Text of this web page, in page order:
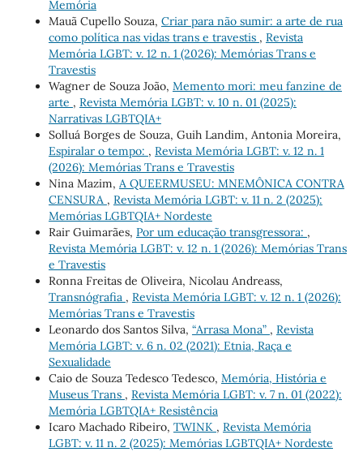
Memória
Mauã Cupello Souza, Criar para não sumir: a arte de rua
como política nas vidas trans e travestis , Revista
Memória LGBT: v. 12 n. 1 (2026): Memórias Trans e
Travestis
Wagner de Souza João, Memento mori: meu fanzine de
arte , Revista Memória LGBT: v. 10 n. 01 (2025):
Narrativas LGBTQIA+
Solluá Borges de Souza, Guih Landim, Antonia Moreira,
Espiralar o tempo: , Revista Memória LGBT: v. 12 n. 1
(2026): Memórias Trans e Travestis
Nina Mazim, A QUEERMUSEU: MNEMÔNICA CONTRA
CENSURA , Revista Memória LGBT: v. 11 n. 2 (2025):
Memórias LGBTQIA+ Nordeste
Rair Guimarães, Por um educação transgressora: ,
Revista Memória LGBT: v. 12 n. 1 (2026): Memórias Trans
e Travestis
Ronna Freitas de Oliveira, Nicolau Andreass,
Transnógrafia , Revista Memória LGBT: v. 12 n. 1 (2026):
Memórias Trans e Travestis
Leonardo dos Santos Silva, “Arrasa Mona” , Revista
Memória LGBT: v. 6 n. 02 (2021): Etnia, Raça e
Sexualidade
Caio de Souza Tedesco Tedesco, Memória, História e
Museus Trans , Revista Memória LGBT: v. 7 n. 01 (2022):
Memória LGBTQIA+ Resistência
Icaro Machado Ribeiro, TWINK , Revista Memória
LGBT: v. 11 n. 2 (2025): Memórias LGBTQIA+ Nordeste